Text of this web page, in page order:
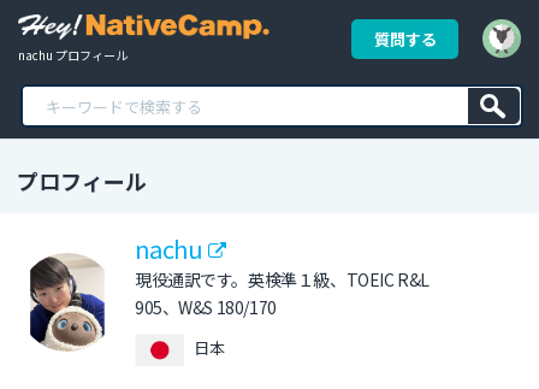
nachu プロフィール
質問する
プロフィール
nachu
現役通訳です。英検準１級、TOEIC R&L
905、W&S 180/170
日本